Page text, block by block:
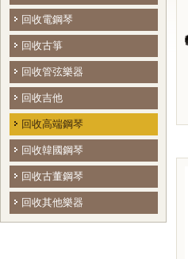
回收電鋼琴
回收古箏
回收管弦樂器
回收吉他
回收高端鋼琴
回收韓國鋼琴
回收古董鋼琴
回收其他樂器